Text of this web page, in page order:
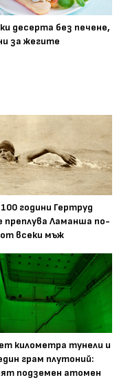
десерта без печене,
за жегите
години Гертруд
преплува Ламанша по-
всеки мъж
километра тунели и
грам плутоний:
подземен атомен